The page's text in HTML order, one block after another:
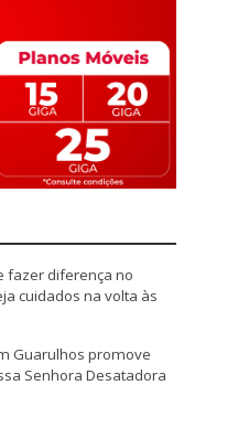
fazer diferença no
cuidados na volta às
Guarulhos promove
Senhora Desatadora